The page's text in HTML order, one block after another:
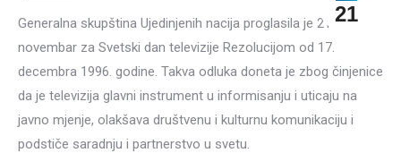
21
Generalna skupština Ujedinjenih nacija proglasila je 21.
novembar za Svetski dan televizije Rezolucijom od 17.
decembra 1996. godine. Takva odluka doneta je zbog činjenice
da je televizija glavni instrument u informisanju i uticaju na
javno mjenje, olakšava društvenu i kulturnu komunikaciju i
podstiče saradnju i partnerstvo u svetu.